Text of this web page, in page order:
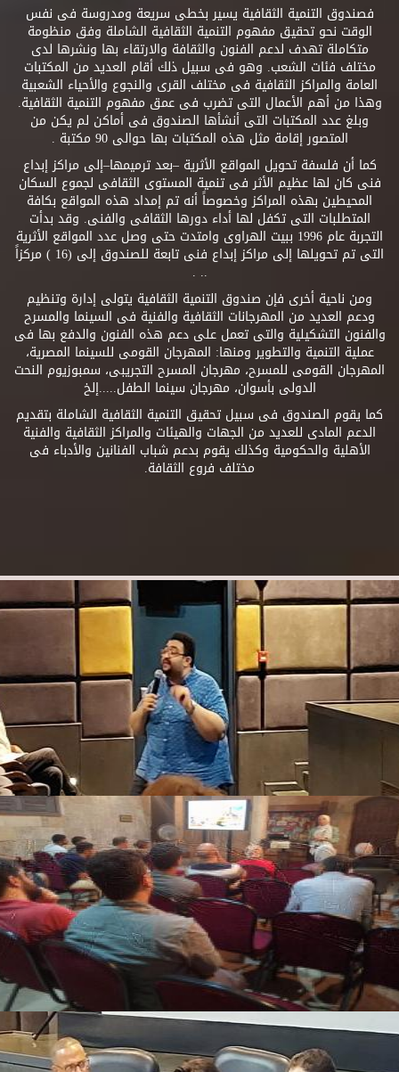
فصندوق التنمية الثقافية يسير بخطى سريعة ومدروسة فى نفس
الوقت نحو تحقيق مفهوم التنمية الثقافية الشاملة وفق منظومة
متكاملة تهدف لدعم الفنون والثقافة والارتقاء بها ونشرها لدى
مختلف فئات الشعب. وهو فى سبيل ذلك أقام العديد من المكتبات
العامة والمراكز الثقافية فى مختلف القرى والنجوع والأحياء الشعبية
وهذا من أهم الأعمال التى تضرب فى عمق مفهوم التنمية الثقافية.
وبلغ عدد المكتبات التى أنشأها الصندوق فى أماكن لم يكن من
المتصور إقامة مثل هذه المكتبات بها حوالى 90 مكتبة .
كما أن فلسفة تحويل المواقع الأثرية –بعد ترميمها–إلى مراكز إبداع
فنى كان لها عظيم الأثر فى تنمية المستوى الثقافى لجموع السكان
المحيطين بهذه المراكز وخصوصاً أنه تم إمداد هذه المواقع بكافة
المتطلبات التى تكفل لها أداء دورها الثقافى والفنى. وقد بدأت
التجربة عام 1996 ببيت الهراوى وامتدت حتى وصل عدد المواقع الأثرية
التى تم تحويلها إلى مراكز إبداع فنى تابعة للصندوق إلى (16 ) مركزاً
.. .
ومن ناحية أخرى فإن صندوق التنمية الثقافية يتولى إدارة وتنظيم
ودعم العديد من المهرجانات الثقافية والفنية فى السينما والمسرح
والفنون التشكيلية والتى تعمل على دعم هذه الفنون والدفع بها فى
عملية التنمية والتطوير ومنها: المهرجان القومى للسينما المصرية،
المهرجان القومى للمسرح، مهرجان المسرح التجريبى، سمبوزيوم النحت
الدولى بأسوان، مهرجان سينما الطفل.....إلخ
كما يقوم الصندوق فى سبيل تحقيق التنمية الثقافية الشاملة بتقديم
الدعم المادى للعديد من الجهات والهيئات والمراكز الثقافية والفنية
الأهلية والحكومية وكذلك يقوم بدعم شباب الفنانين والأدباء فى
مختلف فروع الثقافة.